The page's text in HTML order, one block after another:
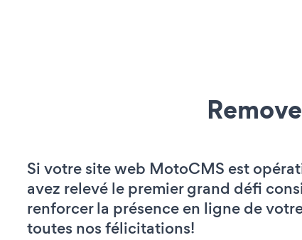
Si votre site web MotoCMS est
avez relevé le premier grand défi
renforcer la présence en ligne de
toutes nos félicitations!